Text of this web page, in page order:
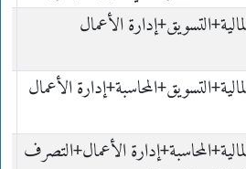
الأعمال
الأعمال
الأعمال+التصرف